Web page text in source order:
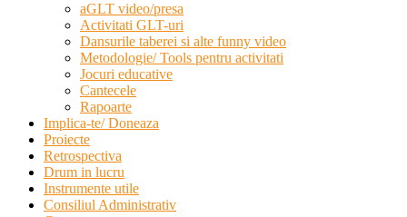
aGLT video/presa
Activitati GLT-uri
Dansurile taberei si alte funny video
Metodologie/ Tools pentru activitati
Jocuri educative
Cantecele
Rapoarte
Implica-te/ Doneaza
Proiecte
Retrospectiva
Drum in lucru
Instrumente utile
Consiliul Administrativ